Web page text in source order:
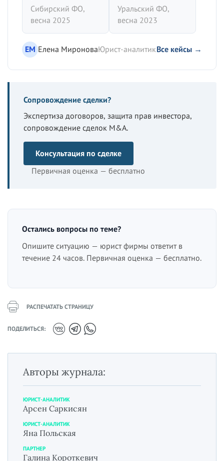
Сибирский ФО,
весна 2025
Уральский ФО,
весна 2023
ЕМ Елена МироноваЮрист-аналитикВсе кейсы →
Сопровождение сделки?
Экспертиза договоров, защита прав инвестора,
сопровождение сделок M&A.
Консультация по сделке
Первичная оценка — бесплатно
Остались вопросы по теме?
Опишите ситуацию — юрист фирмы ответит в
течение 24 часов. Первичная оценка — бесплатно.
РАСПЕЧАТАТЬ СТРАНИЦУ
ПОДЕЛИТЬСЯ:
Авторы журнала:
ЮРИСТ-АНАЛИТИК
Арсен Саркисян
ЮРИСТ-АНАЛИТИК
Яна Польская
ПАРТНЕР
Галина Короткевич